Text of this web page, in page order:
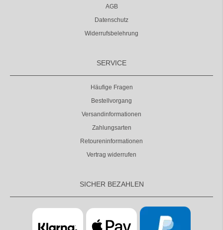
AGB
Datenschutz
Widerrufsbelehrung
SERVICE
Häufige Fragen
Bestellvorgang
Versandinformationen
Zahlungsarten
Retoureninformationen
Vertrag widerrufen
SICHER BEZAHLEN